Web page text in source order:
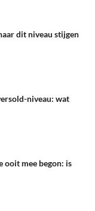
dit niveau stijgen
niveau: wat
ooit mee begon: is